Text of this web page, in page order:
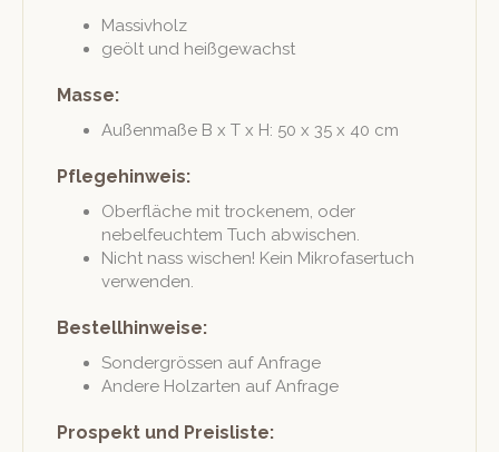
Mas­sivholz
geölt und heißgewachst
Masse:
Außen­maße B x T x H: 50 x 35 x 40 cm
Pflegehinweis:
Ober­fläche mit trock­en­em, oder
nebelfeuchtem Tuch abwischen.
Nicht nass wis­chen! Kein Mikro­faser­tuch
verwenden.
Bestellhinweise:
Son­der­grössen auf Anfrage
Andere Holzarten auf Anfrage
Prospekt und Preisliste: